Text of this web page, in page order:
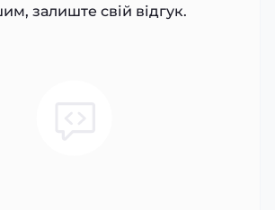
залиште свій відгук.